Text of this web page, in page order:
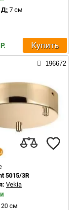
Д: 7 см
Купить
196672
5015/3R
Vekia
20 см